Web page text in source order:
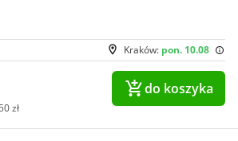
Kraków: pon. 10.08
zł
do koszyka